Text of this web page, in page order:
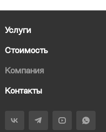
Услуги
Стоимость
Компания
Контакты